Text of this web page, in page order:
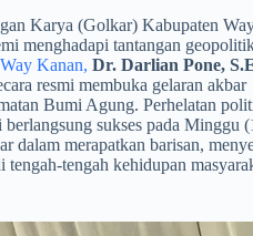
Karya (Golkar) Kabupaten
menghadapi tantangan
Kanan, Dr. Darlian Pone,
resmi membuka gelaran akbar
Bumi Agung. Perhelatan
sukses pada Minggu
dalam merapatkan barisan,
tengah kehidupan